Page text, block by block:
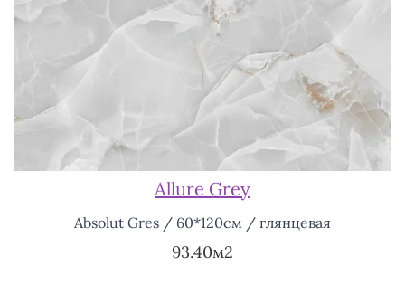
Allure Grey
Absolut Gres / 60*120см / глянцевая
93.40м2